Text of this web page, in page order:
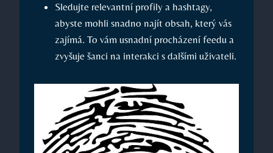
Sledujte relevantní profily a hashtagy,
abyste mohli snadno najít obsah, který vás
zajímá. To vám usnadní procházení feedu a
zvyšuje šanci na interakci s dalšími uživateli.